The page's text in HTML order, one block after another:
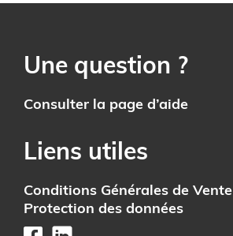
Une question ?
Consulter la page d’aide
Liens utiles
Conditions Générales de Vente
Protection des données